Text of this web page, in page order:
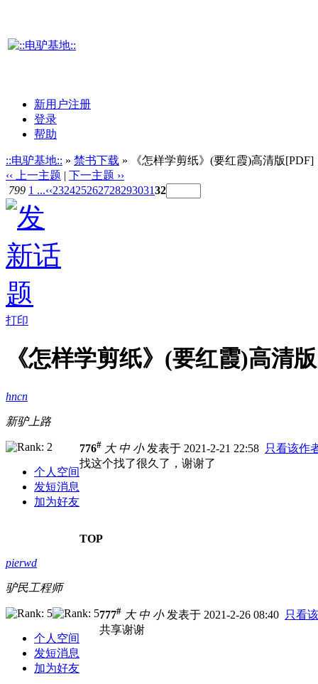
新用户注册
登录
帮助
::电驴基地:: » 禁书下载 » 《怎样学剪纸》(要红霞)高清版[PDF]
‹‹ 上一主题 | 下一主题 ››
799 1 ...‹‹23242526272829303132
打印
《怎样学剪纸》(要红霞)高清
hncn
新驴上路
个人空间
发短消息
加为好友
776# 大 中 小发表于 2021-2-21 22:58 只看该作
找这个找了很久了，谢谢了
TOP
pierwd
驴民工程师
个人空间
发短消息
加为好友
777# 大 中 小发表于 2021-2-26 08:40 只看
共享谢谢